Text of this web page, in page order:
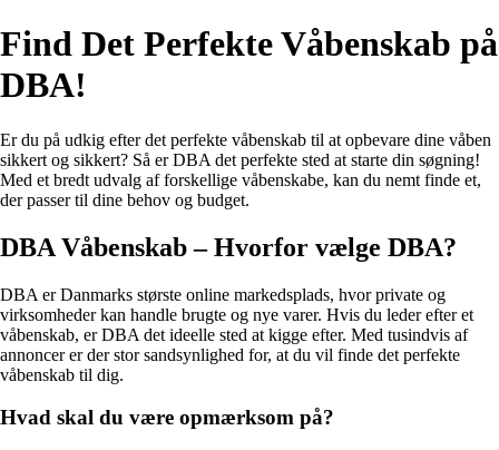
Find Det Perfekte Våbenskab på
DBA!
Er du på udkig efter det perfekte våbenskab til at opbevare dine våben
sikkert og sikkert? Så er DBA det perfekte sted at starte din søgning!
Med et bredt udvalg af forskellige våbenskabe, kan du nemt finde et,
der passer til dine behov og budget.
DBA Våbenskab – Hvorfor vælge DBA?
DBA er Danmarks største online markedsplads, hvor private og
virksomheder kan handle brugte og nye varer. Hvis du leder efter et
våbenskab, er DBA det ideelle sted at kigge efter. Med tusindvis af
annoncer er der stor sandsynlighed for, at du vil finde det perfekte
våbenskab til dig.
Hvad skal du være opmærksom på?